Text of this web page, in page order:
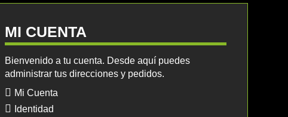
MI CUENTA
Bienvenido a tu cuenta. Desde aquí puedes
administrar tus direcciones y pedidos.
Mi Cuenta
Identidad